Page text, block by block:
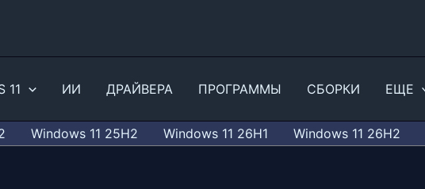
11 ИИ ДРАЙВЕРА ПРОГРАММЫ СБОРКИ ЕЩЕ
Windows 11 25H2 Windows 11 26H1 Windows 11 26H2